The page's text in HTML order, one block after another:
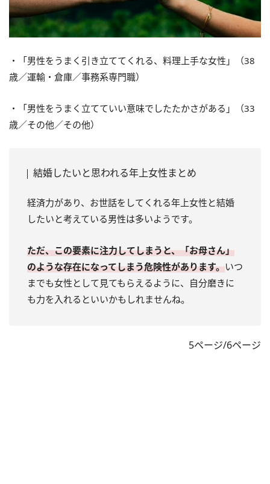
・「男性をうまく引き立ててくれる、料理上手な女性」（38
歳／運輸・倉庫／事務系専門職）
・「男性をうまく立てていい意味でしたたかさがある」（33
歳／その他／その他）
結婚したいと思われる年上女性まとめ
経済力があり、お世話をしてくれる年上女性と結婚
したいと考えている男性は多いようです。
ただ、この要素に注力してしまうと、「お母さん」
のような存在になってしまう危険性があります。いつ
までも女性として見てもらえるように、自分磨きに
も力を入れるといいかもしれませんね。
5ページ/6ページ